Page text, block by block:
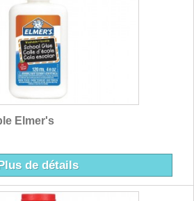
Elmer's
de détails